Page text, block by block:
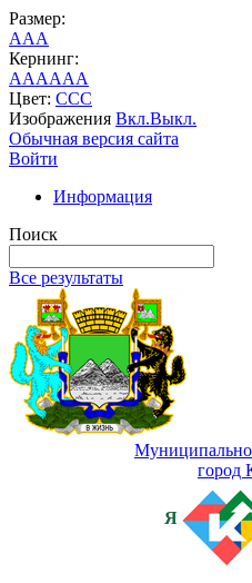
Размер:
AAA
Кернинг:
AAAAAA
Цвет: CCC
Изображения Вкл.Выкл.
Обычная версия сайта
Войти
Информация
Поиск
Все результаты
город
Я